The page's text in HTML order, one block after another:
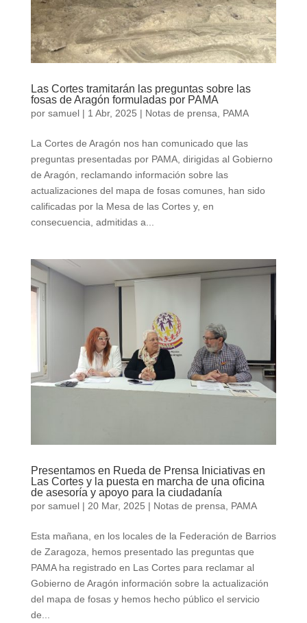
Las Cortes tramitarán las preguntas sobre las
fosas de Aragón formuladas por PAMA
por samuel| 1 Abr, 2025 | Notas de prensa, PAMA
La Cortes de Aragón nos han comunicado que las
preguntas presentadas por PAMA, dirigidas al Gobierno
de Aragón, reclamando información sobre las
actualizaciones del mapa de fosas comunes, han sido
calificadas por la Mesa de las Cortes y, en
consecuencia, admitidas a...
Presentamos en Rueda de Prensa Iniciativas en
Las Cortes y la puesta en marcha de una oficina
de asesoría y apoyo para la ciudadanía
por samuel| 20 Mar, 2025 | Notas de prensa PAMA
Esta mañana, en los locales de la Federación de Barrios
de Zaragoza, hemos presentado las preguntas que
PAMA ha registrado en Las Cortes para reclamar al
Gobierno de Aragón información sobre la actualización
del mapa de fosas y hemos hecho público el servicio
de...